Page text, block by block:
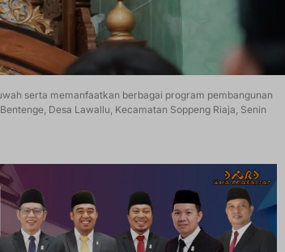
serta memanfaatkan berbagai program pembangunan
Desa Lawallu, Kecamatan Soppeng Riaja, Senin